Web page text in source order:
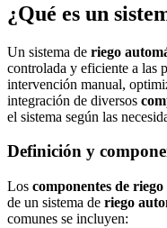
¿Qué es un
Un sistema de riego
controlada y eficiente a las
intervención manual,
integración de diversos
el sistema según las
Definición y
Los componentes de riego
de un sistema de riego
comunes se incluyen: